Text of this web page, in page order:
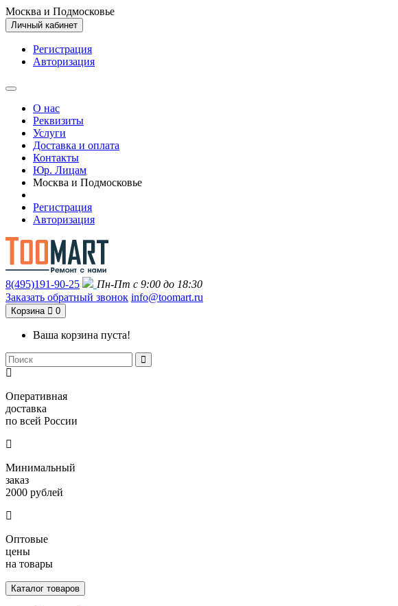
Москва и Подмосковье
Личный кабинет
Регистрация
Авторизация
О нас
Реквизиты
Услуги
Доставка и оплата
Контакты
Юр. Лицам
Москва и Подмосковье
Регистрация
Авторизация
8(495)191-90-25
Пн-Пт с 9:00 до 18:30
Заказать обратный звонок info@toomart.ru
Корзина 0
Ваша корзина пуста!
Оперативная
доставка
по всей России
Минимальный
заказ
2000 рублей
Оптовые
цены
на товары
Каталог товаров